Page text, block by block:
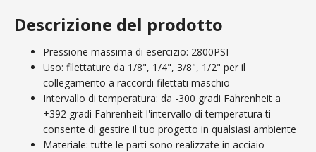
Descrizione del prodotto
Pressione massima di esercizio: 2800PSI
Uso: filettature da 1/8", 1/4", 3/8", 1/2" per il
collegamento a raccordi filettati maschio
Intervallo di temperatura: da -300 gradi Fahrenheit a
+392 gradi Fahrenheit l'intervallo di temperatura ti
consente di gestire il tuo progetto in qualsiasi ambiente
Materiale: tutte le parti sono realizzate in acciaio